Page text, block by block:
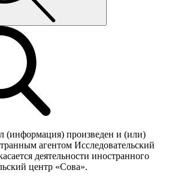
(информация) произведен и (или)
агентом Исследовательский
деятельности иностранного
центр «Сова».